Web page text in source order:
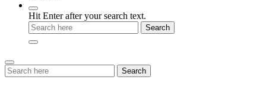
Hit Enter after your search text.
Search
for:
Search